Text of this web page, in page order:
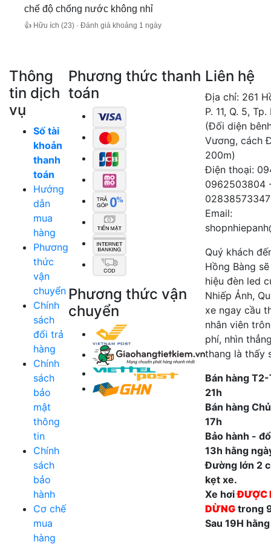
chế độ chống nước không nhỉ
👍 Hữu ích (23) · Đánh giá khoảng 1 ngày
Thông
tin dịch
vụ
Số tài
khoản
thanh
toán
Hướng
dẫn
mua
hàng
Phương
thức
vận
chuyển
Chính
sách
đổi trả
hàng
Chính
sách
bảo
mật
thông
tin
Chính
sách
bảo
hành
Cơ chế
mua
hàng
Phương thức thanh
toán
Phương thức vận
chuyển
Liên hệ
Địa chỉ: 261
P. 11, Q. 5,
(Đối diện
Vương, cách
200m)
Điện thoại:
0962503804
02838573347
Email:
Quý khách
Hồng Bàng
hiệu đèn led
Nhiếp Ảnh,
xe ngay cầu
nhân viên
phí, nhìn
thang là thấy
Bán hàng
21h
Bán hàng
17h
Bảo hành -
13h hằng
Đường lớn 2
kẹt xe.
Xe hơiĐƯỢC
DỪNG trong
Sau 19H